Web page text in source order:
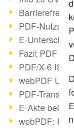
PDF-Nutzung
E-
Fazit PDF
PDF/X-6 ISO-
webPDF
PDF-
E-Akte bei
webPDF: